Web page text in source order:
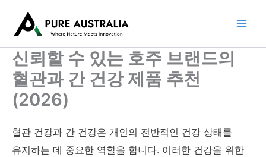
로 신뢰할 수 있는 호주 브랜드의
혈관과 간 건강 제품 추천
(2026)
혈관 건강과 간 건강은 개인의 전반적인 건강 상태를
유지하는 데 중요한 역할을 합니다. 이러한 건강을 위한